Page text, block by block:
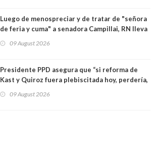
Luego de menospreciar y de tratar de "señora
de feria y cuma" a senadora Campillai, RN lleva
09 August 2026
Presidente PPD asegura que “si reforma de
Kast y Quiroz fuera plebiscitada hoy, perdería,
a favor de la oposición, sería una victoria de la
09 August 2026